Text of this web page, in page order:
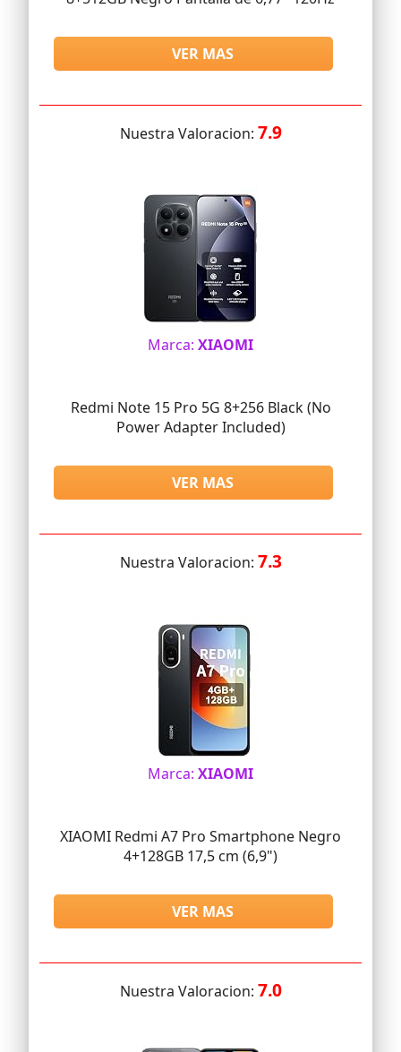
VER MAS
Nuestra Valoracion: 7.9
Marca: XIAOMI
Redmi Note 15 Pro 5G 8+256 Black (No
Power Adapter Included)
VER MAS
Nuestra Valoracion: 7.3
Marca: XIAOMI
XIAOMI Redmi A7 Pro Smartphone Negro
4+128GB 17,5 cm (6,9")
VER MAS
Nuestra Valoracion: 7.0